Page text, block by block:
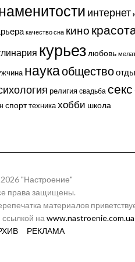
интернет
качество сна кино
курьез любовь
наукаобщество
религия свадьба секс
спорттехникахобби школа
"Настроение"
права защищены.
материалов
ссылкой на www.nastroenie.com.ua
РЕКЛАМА